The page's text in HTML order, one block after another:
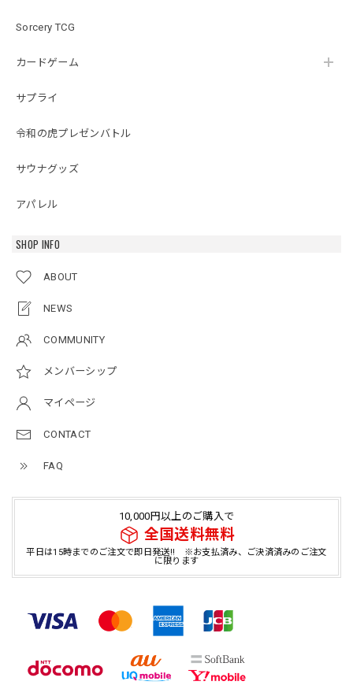
Sorcery TCG
カードゲーム
サプライ
令和の虎プレゼンバトル
サウナグッズ
アパレル
SHOP INFO
ABOUT
NEWS
COMMUNITY
メンバーシップ
マイページ
CONTACT
FAQ
10,000円以上のご購入で
全国送料無料
平日は15時までのご注文で即日発送!! ※お支払済み、ご決済済みのご注文
に限ります